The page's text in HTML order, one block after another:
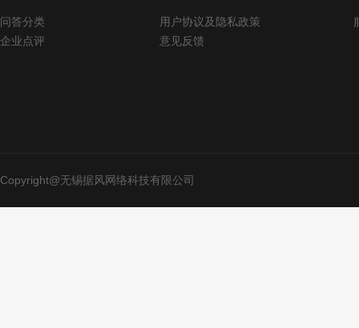
问答分类
企业点评
用户协议及隐私政策
意见反馈
Copyright@无锡据风网络科技有限公司